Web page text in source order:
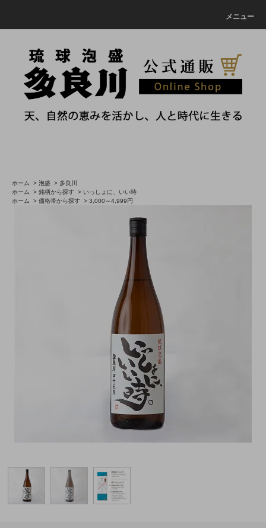
メニュー
ホーム > 泡盛 > 多良川
ホーム
> 銘柄から探す > いっしょに、いい時
ホーム
> 価格帯から探す > 3,000～4,999円